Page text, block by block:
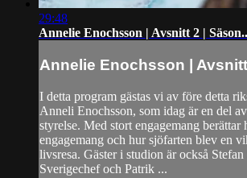
29:48
Annelie Enochsson | Avsnitt 2 |
Annelie Enochsson |
I detta program gästas vi av före detta
Anneli Enochsson, som idag är en del
styrelse. Med stort engagemang berättar
engagemang och hur sjöfarten blev en
livsresa. Gäster i studion är också Stefan
Sverigechef och Patrik ...